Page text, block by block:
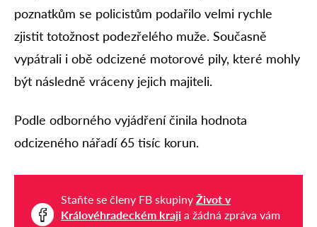
poznatkům se policistům podařilo velmi rychle
zjistit totožnost podezřelého muže. Současně
vypátrali i obě odcizené motorové pily, které mohly
být následně vráceny jejich majiteli.
Podle odborného vyjádření činila hodnota
odcizeného nářadí 65 tisíc korun.
Staňte se členy FB skupiny Život v
Královéhradeckém kraji a žádná zpráva vám